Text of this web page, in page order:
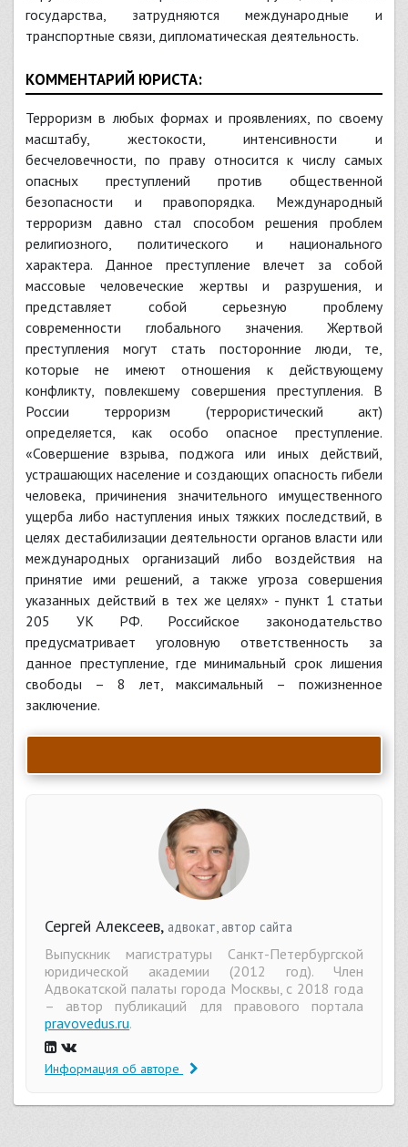
государства, затрудняются международные и
транспортные связи, дипломатическая деятельность.
КОММЕНТАРИЙ ЮРИСТА:
Терроризм в любых формах и проявлениях, по своему
масштабу, жестокости, интенсивности и
бесчеловечности, по праву относится к числу самых
опасных преступлений против общественной
безопасности и правопорядка. Международный
терроризм давно стал способом решения проблем
религиозного, политического и национального
характера. Данное преступление влечет за собой
массовые человеческие жертвы и разрушения, и
представляет собой серьезную проблему
современности глобального значения. Жертвой
преступления могут стать посторонние люди, те,
которые не имеют отношения к действующему
конфликту, повлекшему совершения преступления. В
России терроризм (террористический акт)
определяется, как особо опасное преступление.
«Совершение взрыва, поджога или иных действий,
устрашающих население и создающих опасность гибели
человека, причинения значительного имущественного
ущерба либо наступления иных тяжких последствий, в
целях дестабилизации деятельности органов власти или
международных организаций либо воздействия на
принятие ими решений, а также угроза совершения
указанных действий в тех же целях» - пункт 1 статьи
205 УК РФ. Российское законодательство
предусматривает уголовную ответственность за
данное преступление, где минимальный срок лишения
свободы – 8 лет, максимальный – пожизненное
заключение.
Сергей Алексеев, адвокат, автор сайта
Выпускник магистратуры Санкт-Петербургской
юридической академии (2012 год). Член
Адвокатской палаты города Москвы, с 2018 года
– автор публикаций для правового портала
pravovedus.ru.
Информация об авторе